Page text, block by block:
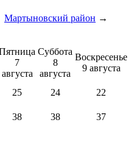
Мартыновский район →
7
августа
Суббота
8
августа
Воскресенье
9 августа
25 24
22
38 38
37